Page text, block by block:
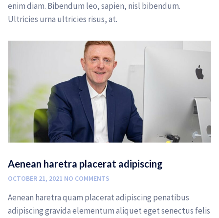
enim diam. Bibendum leo, sapien, nisl bibendum.
Ultricies urna ultricies risus, at.
Aenean haretra placerat adipiscing
OCTOBER 21, 2021 NO COMMENTS
Aenean haretra quam placerat adipiscing penatibus
adipiscing gravida elementum aliquet eget senectus felis